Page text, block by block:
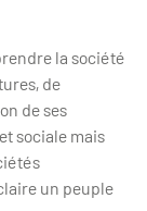
la société
de
de ses
sociale mais
un peuple